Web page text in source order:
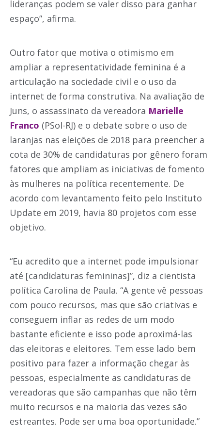
lideranças podem se valer disso para ganhar
espaço”, afirma.
Outro fator que motiva o otimismo em
ampliar a representatividade feminina é a
articulação na sociedade civil e o uso da
internet de forma construtiva. Na avaliação de
Juns, o assassinato da vereadora Marielle
Franco (PSol-RJ) e o debate sobre o uso de
laranjas nas eleições de 2018 para preencher a
cota de 30% de candidaturas por gênero foram
fatores que ampliam as iniciativas de fomento
às mulheres na política recentemente. De
acordo com levantamento feito pelo Instituto
Update em 2019, havia 80 projetos com esse
objetivo.
“Eu acredito que a internet pode impulsionar
até [candidaturas femininas]”, diz a cientista
política Carolina de Paula. “A gente vê pessoas
com pouco recursos, mas que são criativas e
conseguem inflar as redes de um modo
bastante eficiente e isso pode aproximá-las
das eleitoras e eleitores. Tem esse lado bem
positivo para fazer a informação chegar às
pessoas, especialmente as candidaturas de
vereadoras que são campanhas que não têm
muito recursos e na maioria das vezes são
estreantes. Pode ser uma boa oportunidade.”